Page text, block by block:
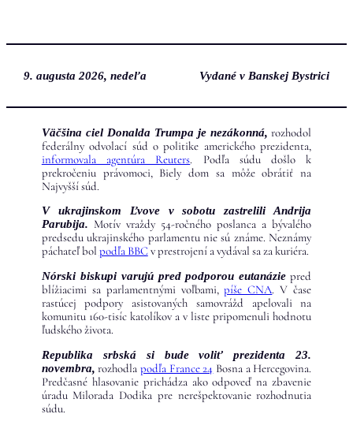
9. augusta 2026, nedeľa Vydané v Banskej Bystrici
Väčšina ciel Donalda Trumpa je nezákonná, rozhodol
federálny odvolací súd o politike amerického prezidenta,
informovala agentúra Reuters . Podľa súdu došlo k
prekročeniu právomoci, Biely dom sa môže obrátiť na
Najvyšší súd.
V ukrajinskom Ľvove v sobotu zastrelili Andrija
Parubija. Motív vraždy 54-ročného poslanca a bývalého
predsedu ukrajinského parlamentu nie sú známe. Neznámy
páchateľ bol podľa BBCv prestrojení a vydával sa za kuriéra.
Nórski biskupi varujú pred podporou eutanázie pred
blížiacimi sa parlamentnými voľbami,píše CNA. V čase
rastúcej podpory asistovaných samovrážd apelovali na
komunitu 160-tisíc katolíkov a v liste pripomenuli hodnotu
ľudského života.
Republika srbská si bude voliť prezidenta 23.
novembra, rozhodlapodľa France 24 Bosna a Hercegovina.
Predčasné hlasovanie prichádza ako odpoveď na zbavenie
úradu Milorada Dodika pre nerešpektovanie rozhodnutia
súdu.